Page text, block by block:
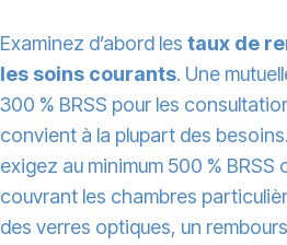
Examinez d’abord les taux de
les soins courants. Une
300 % BRSS pour les
convient à la plupart des
exigez au minimum 500 %
couvrant les chambres
des verres optiques, un